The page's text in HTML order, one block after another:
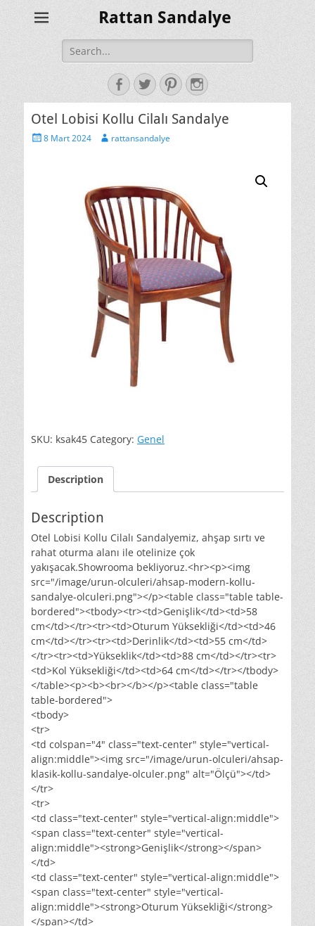
Rattan Sandalye
Search
for:
Facebook
TwitterPinterestInstagram
Otel Lobisi Kollu Cilalı Sandalye
Posted8 Mart 2024 Authorrattansandalye
SKU: ksak45 Category: Genel
Description
Description
Otel Lobisi Kollu Cilalı Sandalyemiz, ahşap sırtı ve
rahat oturma alanı ile otelinize çok
yakışacak.Showrooma bekliyoruz.<hr><p><img
src="/image/urun-olculeri/ahsap-modern-kollu-
sandalye-olculeri.png"></p><table class="table table-
bordered"><tbody><tr><td>Genişlik</td><td>58
cm</td></tr><tr><td>Oturum Yüksekliği</td><td>46
cm</td></tr><tr><td>Derinlik</td><td>55 cm</td>
</tr><tr><td>Yükseklik</td><td>88 cm</td></tr><tr>
<td>Kol Yüksekliği</td><td>64 cm</td></tr></tbody>
</table><p><b><br></b></p><table class="table
table-bordered">
<tbody>
<tr>
<td colspan="4" class="text-center" style="vertical-
align:middle"><img src="/image/urun-olculeri/ahsap-
klasik-kollu-sandalye-olculer.png" alt="Ölçü"></td>
</tr>
<tr>
<td class="text-center" style="vertical-align:middle">
<span class="text-center" style="vertical-
align:middle"><strong>Genişlik</strong></span>
</td>
<td class="text-center" style="vertical-align:middle">
<span class="text-center" style="vertical-
align:middle"><strong>Oturum Yüksekliği</strong>
</span></td>